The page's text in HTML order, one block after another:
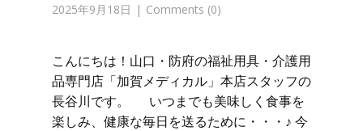
2025年9月18日 Comments (0)
こんにちは！山口・防府の福祉用具・介護用
品専門店「加賀メディカル」本店スタッフの
長谷川です。 いつまでも美味しく食事を
楽しみ、健康な毎日を送るために・・・♪ 今